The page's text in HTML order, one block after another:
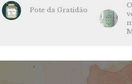
Pote da Gratidão